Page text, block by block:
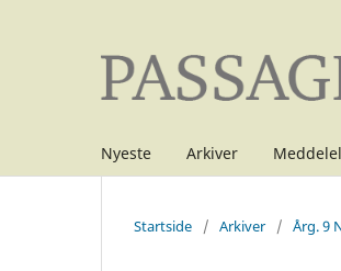
Nyeste Arkiver
Startside / Arkiver / Årg. 9